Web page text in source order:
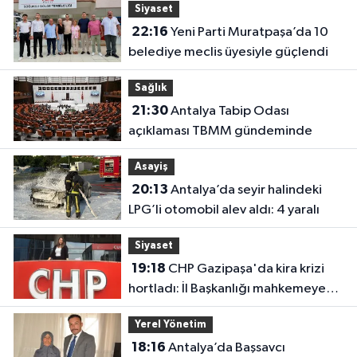
Siyaset
22:16
belediye meclis üyesiyle güçlendi
Sağlık
21:30Antalya Tabip Odası
açıklaması TBMM gündeminde
Asayiş
20:13
LPG’li otomobil alev aldı: 4 yaralı
Siyaset
19:18
hortladı: İl Başkanlığı mahkemeye
gitti
Yerel Yönetim
18:16